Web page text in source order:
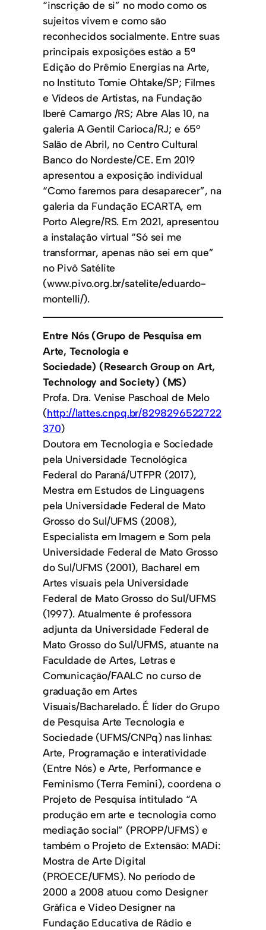
“inscrição de si” no modo como os
sujeitos vivem e como são
reconhecidos socialmente. Entre suas
principais exposições estão a 5ª
Edição do Prêmio Energias na Arte,
no Instituto Tomie Ohtake/SP; Filmes
e Vídeos de Artistas, na Fundação
Iberê Camargo /RS; Abre Alas 10, na
galeria A Gentil Carioca/RJ; e 65º
Salão de Abril, no Centro Cultural
Banco do Nordeste/CE. Em 2019
apresentou a exposição individual
“Como faremos para desaparecer”, na
galeria da Fundação ECARTA, em
Porto Alegre/RS. Em 2021, apresentou
a instalação virtual “Só sei me
transformar, apenas não sei em que”
no Pivô Satélite
(www.pivo.org.br/satelite/eduardo-
montelli/).
Entre Nós (Grupo de Pesquisa em
Arte, Tecnologia e
Sociedade)(Research Group on Art,
Technology and Society) (MS)
Profa. Dra. Venise Paschoal de Melo
(http://lattes.cnpq.br/8298296522722
370)
Doutora em Tecnologia e Sociedade
pela Universidade Tecnológica
Federal do Paraná/UTFPR (2017),
Mestra em Estudos de Linguagens
pela Universidade Federal de Mato
Grosso do Sul/UFMS (2008),
Especialista em Imagem e Som pela
Universidade Federal de Mato Grosso
do Sul/UFMS (2001), Bacharel em
Artes visuais pela Universidade
Federal de Mato Grosso do Sul/UFMS
(1997). Atualmente é professora
adjunta da Universidade Federal de
Mato Grosso do Sul/UFMS, atuante na
Faculdade de Artes, Letras e
Comunicação/FAALC no curso de
graduação em Artes
Visuais/Bacharelado. É líder do Grupo
de Pesquisa Arte Tecnologia e
Sociedade (UFMS/CNPq) nas linhas:
Arte, Programação e interatividade
(Entre Nós) e Arte, Performance e
Feminismo (Terra Femini), coordena o
Projeto de Pesquisa intitulado “A
produção em arte e tecnologia como
mediação social” (PROPP/UFMS) e
também o Projeto de Extensão: MADi:
Mostra de Arte Digital
(PROECE/UFMS). No período de
2000 a 2008 atuou como Designer
Gráfica e Video Designer na
Fundação Educativa de Rádio e